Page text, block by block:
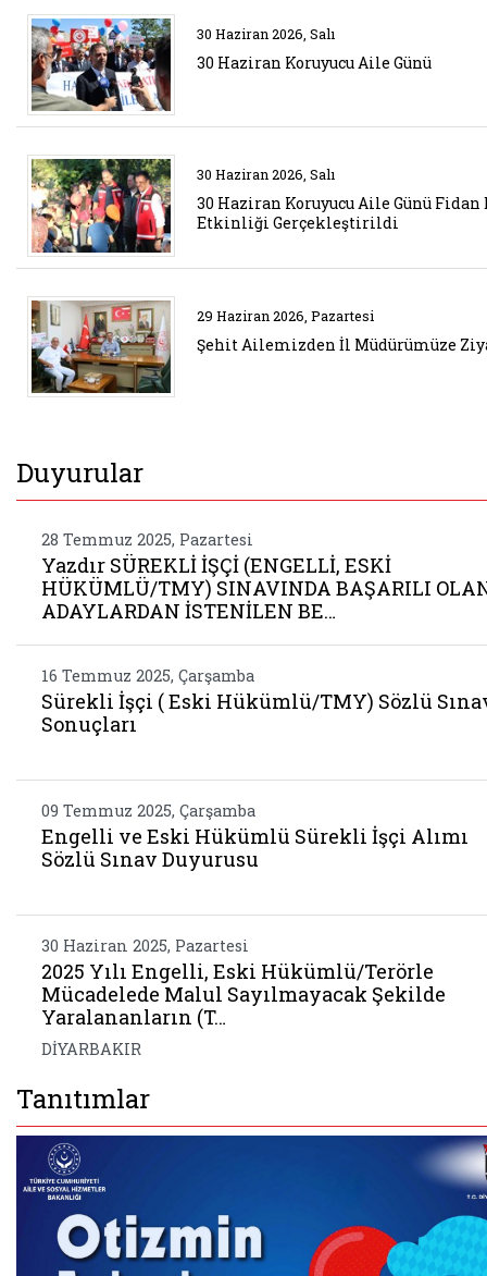
Belgeyi aç: etkinlik 5
30 Haziran 2026, Salı
30 Haziran Koruyucu Aile Günü
Belgeyi aç: etkinklik
30 Haziran 2026, Salı
30 Haziran Koruyucu Aile Günü
Etkinliği Gerçekleştirildi
Belgeyi aç: ziyaret 68
29 Haziran 2026, Pazartesi
Şehit Ailemizden İl Müdürümüze
Duyurular
28 Temmuz 2025, Pazartesi
Yazdır SÜREKLİ İŞÇİ (ENGELLİ, ESKİ
HÜKÜMLÜ/TMY) SINAVINDA BAŞARILI
ADAYLARDAN İSTENİLEN BE…
16 Temmuz 2025, Çarşamba
Sürekli İşçi ( Eski Hükümlü/TMY) Sözlü
Sonuçları
09 Temmuz 2025, Çarşamba
Engelli ve Eski Hükümlü Sürekli İşçi Alımı
Sözlü Sınav Duyurusu
30 Haziran 2025, Pazartesi
2025 Yılı Engelli, Eski Hükümlü/Terörle
Mücadelede Malul Sayılmayacak Şekilde
Yaralananların (T…
DİYARBAKIR
Tanıtımlar